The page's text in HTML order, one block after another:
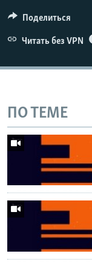
Поделиться
Читать без VPN
ПО ТЕМЕ